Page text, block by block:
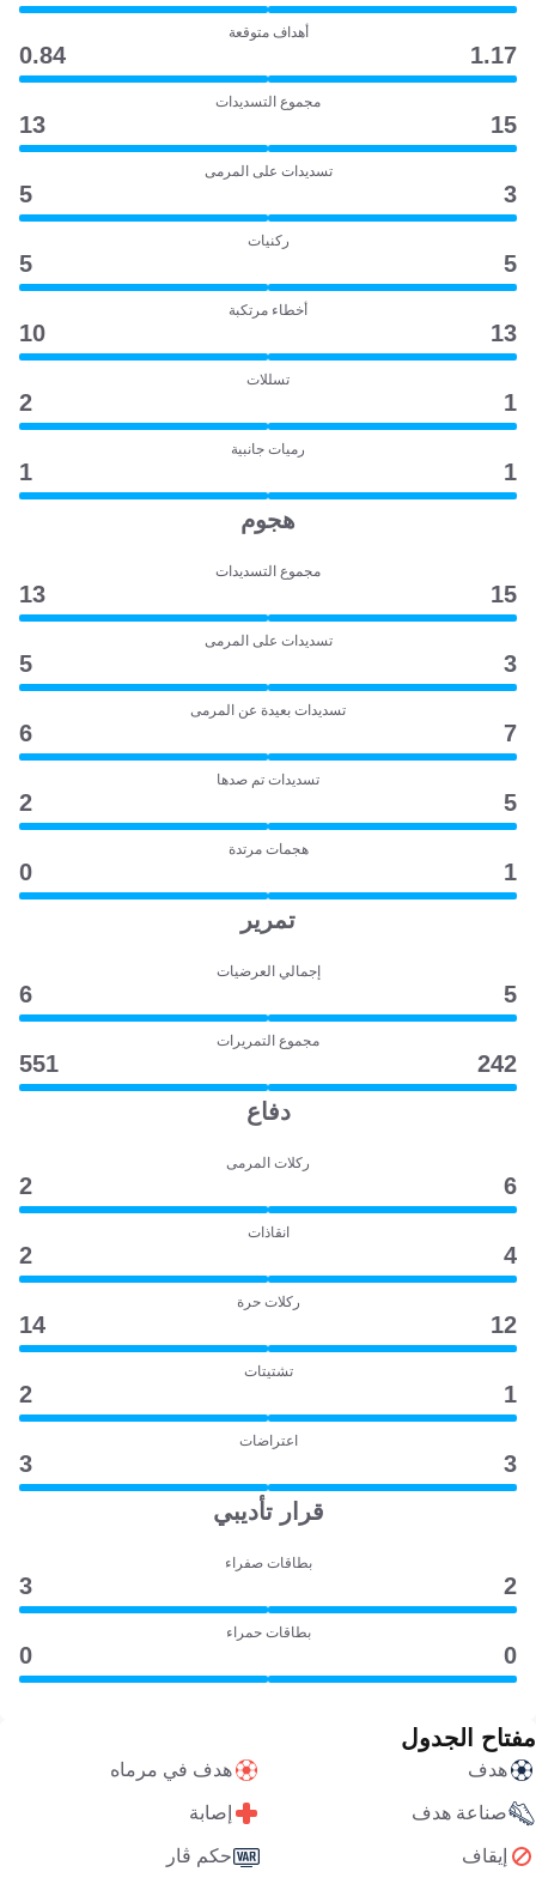
أهداف متوقعة
1.17
0.84
مجموع التسديدات
15
13
تسديدات على المرمى
3
5
ركنيات
5
5
أخطاء مرتكبة
13
10
تسللات
1
2
رميات جانبية
1
1
هجوم
مجموع التسديدات
15
13
تسديدات على المرمى
3
5
تسديدات بعيدة عن المرمى
7
6
تسديدات تم صدها
5
2
هجمات مرتدة
1
0
تمرير
إجمالي العرضيات
5
6
مجموع التمريرات
242
551
دفاع
ركلات المرمى
6
2
انقاذات
4
2
ركلات حرة
12
14
تشتيتات
1
2
اعتراضات
3
3
قرار تأديبي
بطاقات صفراء
2
3
بطاقات حمراء
0
0
مفتاح الجدول
هدف هدف في مرماه
صناعة هدف إصابة
إيقاف حكم ڤار